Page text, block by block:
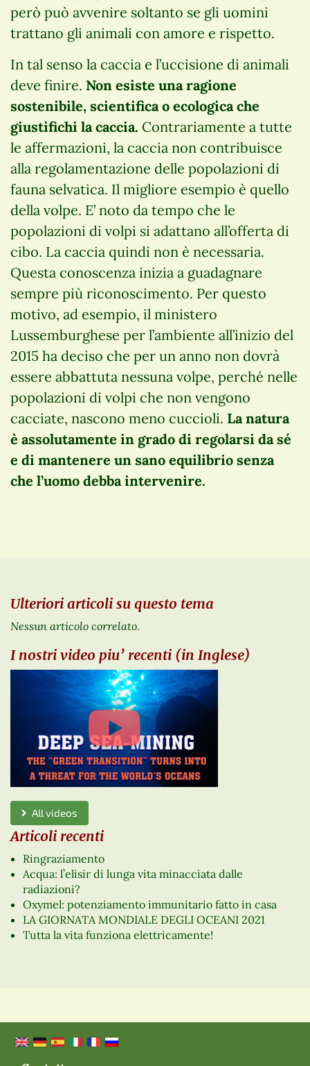
però può avvenire soltanto se gli uomini
trattano gli animali con amore e rispetto.
In tal senso la caccia e l’uccisione di animali
deve finire. Non esiste una ragione
sostenibile, scientifica o ecologica che
giustifichi la caccia. Contrariamente a tutte
le affermazioni, la caccia non contribuisce
alla regolamentazione delle popolazioni di
fauna selvatica. Il migliore esempio è quello
della volpe. E’ noto da tempo che le
popolazioni di volpi si adattano all’offerta di
cibo. La caccia quindi non è necessaria.
Questa conoscenza inizia a guadagnare
sempre più riconoscimento. Per questo
motivo, ad esempio, il ministero
Lussemburghese per l’ambiente all’inizio del
2015 ha deciso che per un anno non dovrà
essere abbattuta nessuna volpe, perché nelle
popolazioni di volpi che non vengono
cacciate, nascono meno cuccioli. La natura
è assolutamente in grado di regolarsi da sé
e di mantenere un sano equilibrio senza
che l’uomo debba intervenire.
Ulteriori articoli su questo tema
Nessun articolo correlato.
I nostri video piu’ recenti (in Inglese)
All videos
Articoli recenti
Ringraziamento
Acqua: l’elisir di lunga vita minacciata dalle
radiazioni?
Oxymel: potenziamento immunitario fatto in casa
LA GIORNATA MONDIALE DEGLI OCEANI 2021
Tutta la vita funziona elettricamente!